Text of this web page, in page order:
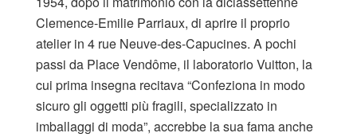
Clemence-Emilie Parriaux, di aprire il proprio
atelier in 4 rue Neuve-des-Capucines. A pochi
passi da Place Vendôme, il laboratorio Vuitton, la
cui prima insegna recitava “Confeziona in modo
sicuro gli oggetti più fragili, specializzato in
imballaggi di moda”, accrebbe la sua fama anche